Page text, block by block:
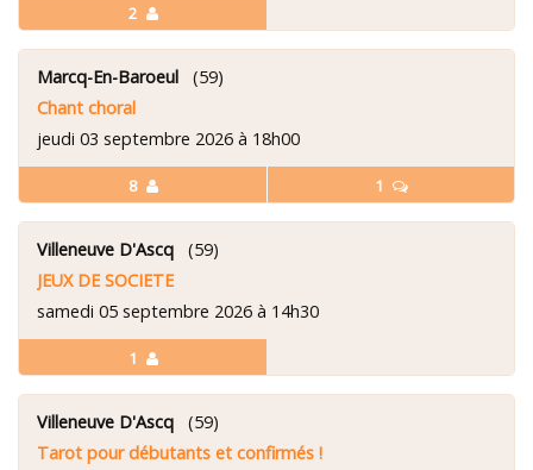
2
8 1
Marcq-En-Baroeul (59)
Chant choral
jeudi 03 septembre 2026 à 18h00
1
Villeneuve D'Ascq (59)
JEUX DE SOCIETE
samedi 05 septembre 2026 à 14h30
Villeneuve D'Ascq (59)
Tarot pour débutants et confirmés !